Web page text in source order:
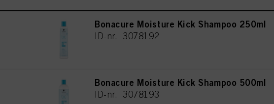
Bonacure Moisture Kick Shampoo 250ml
ID-nr. 3078192
Bonacure Moisture Kick Shampoo 500ml
ID-nr. 3078193